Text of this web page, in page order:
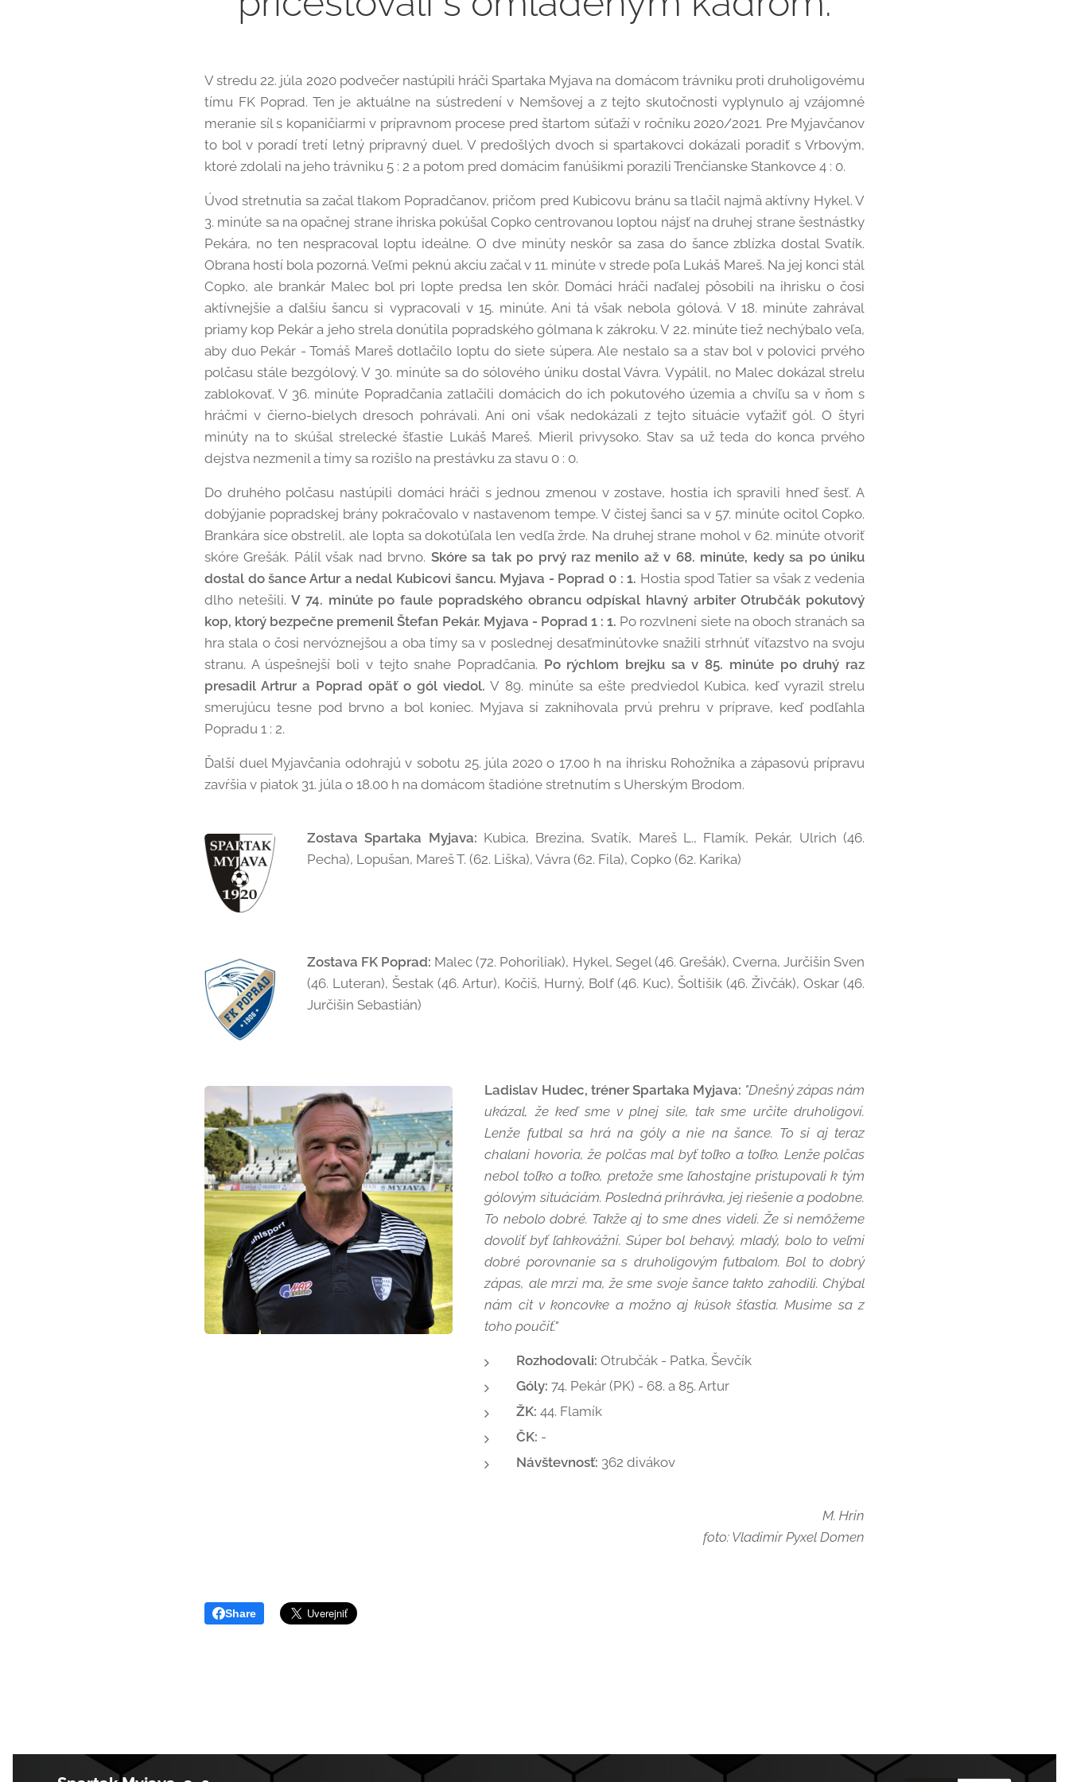
V stredu 22. júla 2020 podvečer nastúpili hráči Spartaka Myjava na domácom trávniku proti druholigovému
tímu FK Poprad. Ten je aktuálne na sústredení v Nemšovej a z tejto skutočnosti vyplynulo aj vzájomné
meranie síl s kopaničiarmi v prípravnom procese pred štartom súťaží v ročníku 2020/2021. Pre Myjavčanov
to bol v poradí tretí letný prípravný duel. V predošlých dvoch si spartakovci dokázali poradiť s Vrbovým,
ktoré zdolali na jeho trávniku 5 : 2 a potom pred domácim fanúšikmi porazili Trenčianske Stankovce 4 : 0.
Úvod stretnutia sa začal tlakom Popradčanov, pričom pred Kubicovu bránu sa tlačil najmä aktívny Hykel. V
3. minúte sa na opačnej strane ihriska pokúšal Copko centrovanou loptou nájsť na druhej strane šestnástky
Pekára, no ten nespracoval loptu ideálne. O dve minúty neskôr sa zasa do šance zblízka dostal Svatík.
Obrana hostí bola pozorná. Veľmi peknú akciu začal v 11. minúte v strede poľa Lukáš Mareš. Na jej konci stál
Copko, ale brankár Malec bol pri lopte predsa len skôr. Domáci hráči naďalej pôsobili na ihrisku o čosi
aktívnejšie a ďalšiu šancu si vypracovali v 15. minúte. Ani tá však nebola gólová. V 18. minúte zahrával
priamy kop Pekár a jeho strela donútila popradského gólmana k zákroku. V 22. minúte tiež nechýbalo veľa,
aby duo Pekár - Tomáš Mareš dotlačilo loptu do siete súpera. Ale nestalo sa a stav bol v polovici prvého
polčasu stále bezgólový. V 30. minúte sa do sólového úniku dostal Vávra. Vypálil, no Malec dokázal strelu
zablokovať. V 36. minúte Popradčania zatlačili domácich do ich pokutového územia a chvíľu sa v ňom s
hráčmi v čierno-bielych dresoch pohrávali. Ani oni však nedokázali z tejto situácie vyťažiť gól. O štyri
minúty na to skúšal strelecké šťastie Lukáš Mareš. Mieril privysoko. Stav sa už teda do konca prvého
dejstva nezmenil a tímy sa rozišlo na prestávku za stavu 0 : 0.
Do druhého polčasu nastúpili domáci hráči s jednou zmenou v zostave, hostia ich spravili hneď šesť. A
dobýjanie popradskej brány pokračovalo v nastavenom tempe. V čistej šanci sa v 57. minúte ocitol Copko.
Brankára síce obstrelil, ale lopta sa dokotúľala len vedľa žrde. Na druhej strane mohol v 62. minúte otvoriť
skóre Grešák. Pálil však nad brvno. Skóre sa tak po prvý raz menilo až v 68. minúte, kedy sa po úniku
dostal do šance Artur a nedal Kubicovi šancu. Myjava - Poprad 0 : 1. Hostia spod Tatier sa však z vedenia
dlho netešili.V 74. minúte po faule popradského obrancu odpískal hlavný arbiter Otrubčák pokutový
kop, ktorý bezpečne premenil Štefan Pekár. Myjava - Poprad 1 : 1. Po rozvlnení siete na oboch stranách sa
hra stala o čosi nervóznejšou a oba tímy sa v poslednej desaťminútovke snažili strhnúť víťazstvo na svoju
stranu. A úspešnejší boli v tejto snahe Popradčania. Po rýchlom brejku sa v 85. minúte po druhý raz
presadil Artrur a Poprad opäť o gól viedol. V 89. minúte sa ešte predviedol Kubica, keď vyrazil strelu
smerujúcu tesne pod brvno a bol koniec. Myjava si zaknihovala prvú prehru v príprave, keď podľahla
Popradu 1 : 2.
Ďalší duel Myjavčania odohrajú v sobotu 25. júla 2020 o 17.00 h na ihrisku Rohožníka a zápasovú prípravu
zavŕšia v piatok 31. júla o 18.00 h na domácom štadióne stretnutím s Uherským Brodom.
Zostava Spartaka Myjava: Kubica, Brezina, Svatík, Mareš L., Flamík, Pekár, Ulrich (46.
Pecha), Lopušan, Mareš T. (62. Liška), Vávra (62. Fila), Copko (62. Karika)
Zostava FK Poprad: Malec (72. Pohoriliak), Hykel, Segel (46. Grešák), Cverna, Jurčišin Sven
(46. Luteran), Šestak (46. Artur), Kočiš, Hurný, Bolf (46. Kuc), Šoltišik (46. Živčák), Oskar (46.
Jurčišin Sebastián)
Ladislav Hudec, tréner Spartaka Myjava: "Dnešný zápas nám
ukázal, že keď sme v plnej sile, tak sme určite druholigoví.
Lenže futbal sa hrá na góly a nie na šance. To si aj teraz
chalani hovoria, že polčas mal byť toľko a toľko. Lenže polčas
nebol toľko a toľko, pretože sme ľahostajne pristupovali k tým
gólovým situáciám. Posledná prihrávka, jej riešenie a podobne.
To nebolo dobré. Takže aj to sme dnes videli. Že si nemôžeme
dovoliť byť ľahkovážni. Súper bol behavý, mladý, bolo to veľmi
dobré porovnanie sa s druholigovým futbalom. Bol to dobrý
zápas, ale mrzí ma, že sme svoje šance takto zahodili. Chýbal
nám cit v koncovke a možno aj kúsok šťastia. Musíme sa z
toho poučiť."
Rozhodovali:Otrubčák - Patka, Ševčík
Góly:74. Pekár (PK) - 68. a 85. Artur
ŽK:44. Flamík
ČK: -
Návštevnosť: 362 divákov
M. Hrin
foto: Vladimír Pyxel Domen
Share